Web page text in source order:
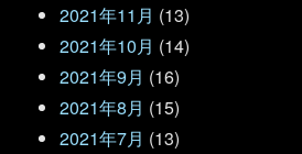
2021年11月 (13)
2021年10月 (14)
2021年9月 (16)
2021年8月 (15)
2021年7月 (13)